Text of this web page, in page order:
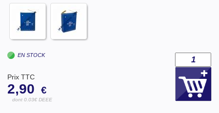
EN STOCK
Prix TTC
2,90 €
dont 0.03€ DEEE